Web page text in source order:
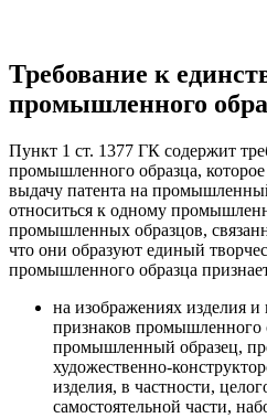
Требование к
промышленного
Пункт 1 ст. 1377 ГК содержит
промышленного образца, которое
выдачу патента на
относиться к одному
промышленных образцов,
что они образуют единый
промышленного образца
на изображениях изделия
признаков промышленного
промышленный образец,
художественно-
изделия, в частности,
самостоятельной части,